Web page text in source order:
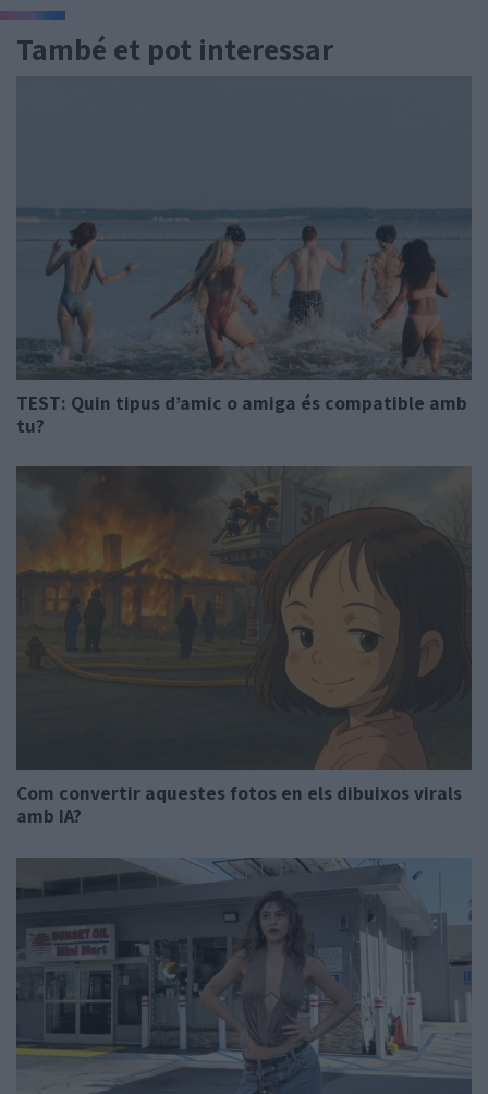
També et pot interessar
TEST: Quin tipus d’amic o amiga és compatible amb
tu?
Com convertir aquestes fotos en els dibuixos virals
amb IA?